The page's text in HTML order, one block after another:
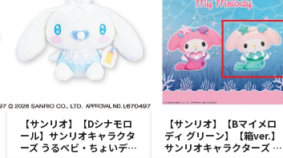
【サンリオ】【Dシナモロ
ール】サンリオキャラクタ
ーズ うるベビ・ちょいデカ
【サンリオ】【Bマイメロ
ディ グリーン】【箱ver.】
サンリオキャラクターズ お